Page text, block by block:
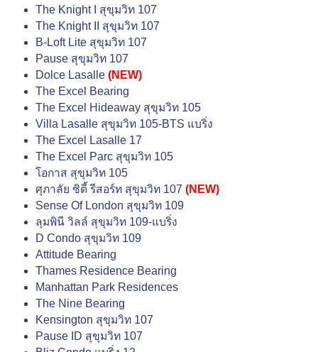
The Knight I สุขุมวิท 107
The Knight II สุขุมวิท 107
B-Loft Lite สุขุมวิท 107
Pause สุขุมวิท 107
Dolce Lasalle (NEW)
The Excel Bearing
The Excel Hideaway สุขุมวิท 105
Villa Lasalle สุขุมวิท 105-BTS แบริ่ง
The Excel Lasalle 17
The Excel Parc สุขุมวิท 105
โอกาส สุขุมวิท 105
ศุภาลัย ซิตี้ รีสอร์ท สุขุมวิท 107 (NEW)
Sense Of London สุขุมวิท 109
ลุมพินี วิลล์ สุขุมวิท 109-แบริ่ง
D Condo สุขุมวิท 109
Attitude Bearing
Thames Residence Bearing
Manhattan Park Residences
The Nine Bearing
Kensington สุขุมวิท 107
Pause ID สุขุมวิท 107